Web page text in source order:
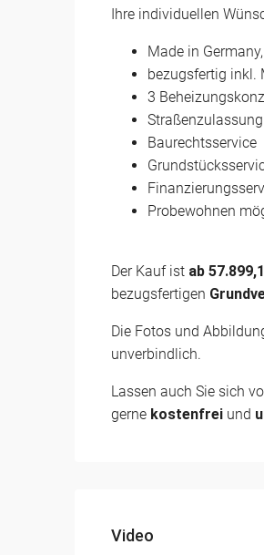
Ihre individuellen
Made in
bezugsfertig inkl.
3
Baurechtsservice
Probewohnen
Der Kauf ist ab
bezugsfertigen
Die Fotos und
unverbindlich.
Lassen auch Sie sich
gerne kostenfrei und
Video